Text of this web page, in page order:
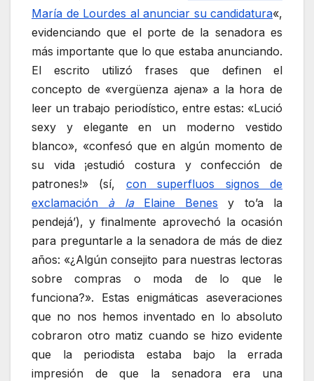
María de Lourdes al anunciar su candidatura«,
evidenciando que el porte de la senadora es
más importante que lo que estaba anunciando.
El escrito utilizó frases que definen el
concepto de «vergüenza ajena» a la hora de
leer un trabajo periodístico, entre estas: «Lució
sexy y elegante en un moderno vestido
blanco», «confesó que en algún momento de
su vida ¡estudió costura y confección de
patrones!» (sí, con superfluos signos de
exclamación à laElaine Benes y to’a la
pendejá’), y finalmente aprovechó la ocasión
para preguntarle a la senadora de más de diez
años: «¿Algún consejito para nuestras lectoras
sobre compras o moda de lo que le
funciona?». Estas enigmáticas aseveraciones
que no nos hemos inventado en lo absoluto
cobraron otro matiz cuando se hizo evidente
que la periodista estaba bajo la errada
impresión de que la senadora era una